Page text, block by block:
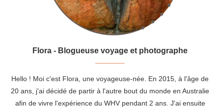
Flora - Blogueuse voyage et photographe
Hello ! Moi c'est Flora, une voyageuse-née. En 2015, à l'âge de
20 ans, j'ai décidé de partir à l'autre bout du monde en Australie
afin de vivre l'expérience du WHV pendant 2 ans. J'ai ensuite